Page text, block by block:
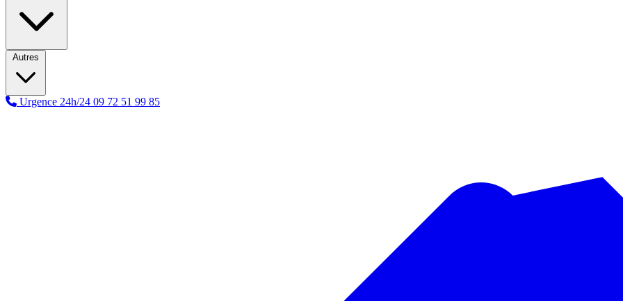
Autres
Urgence 24h/24 09 72 51 99 85